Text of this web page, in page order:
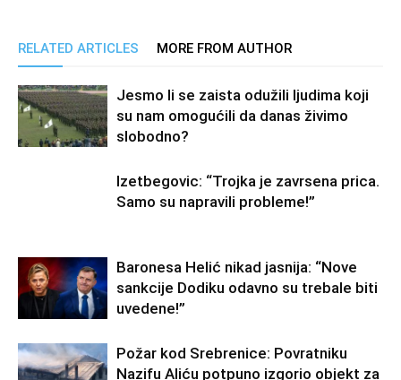
RELATED ARTICLES MORE FROM AUTHOR
Jesmo li se zaista odužili ljudima koji
su nam omogućili da danas živimo
slobodno?
Izetbegovic: “Trojka je zavrsena prica.
Samo su napravili probleme!”
Baronesa Helić nikad jasnija: “Nove
sankcije Dodiku odavno su trebale biti
uvedene!”
Požar kod Srebrenice: Povratniku
Nazifu Aliću potpuno izgorio objekt za